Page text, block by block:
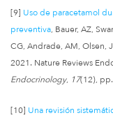
[9] Uso de paracetamol
preventiva, Bauer, AZ,
CG, Andrade, AM, Olsen,
2021. Nature Reviews
Endocrinology, 17(12),
[10] Una revisión